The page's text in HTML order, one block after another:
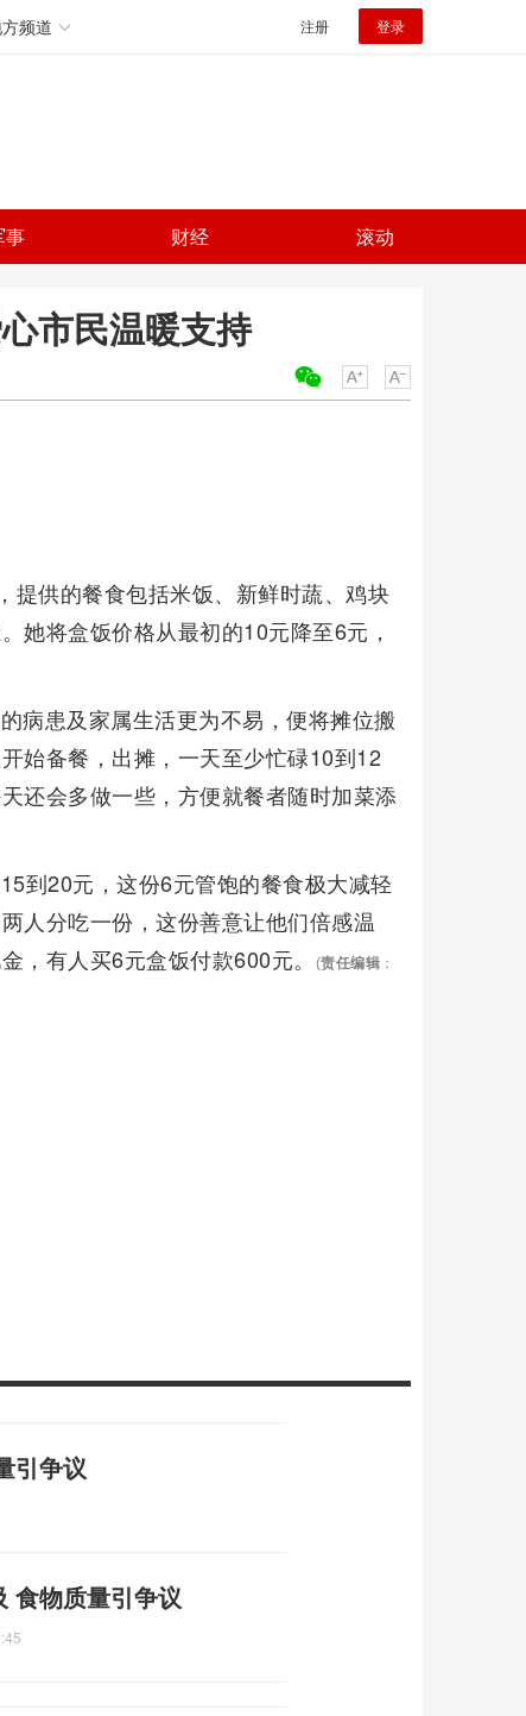
频道 注册 登录
事 财经 滚动
市民温暖支持
提供的餐食包括米饭、新鲜时蔬、鸡块
她将盒饭价格从最初的10元降至6元，
病患及家属生活更为不易，便将摊位搬
始备餐，出摊，一天至少忙碌10到12
还会多做一些，方便就餐者随时加菜添
到20元，这份6元管饱的餐食极大减轻
人分吃一份，这份善意让他们倍感温
，有人买6元盒饭付款600元。
(责任编辑 ：
引争议
食物质量引争议